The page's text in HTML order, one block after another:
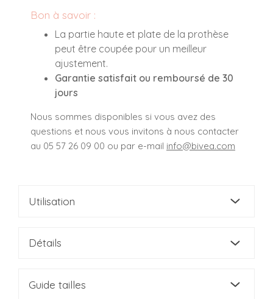
Bon à savoir :
La partie haute et plate de la prothèse
peut être coupée pour un meilleur
ajustement.
Garantie satisfait ou remboursé de 30
jours
Nous sommes disponibles si vous avez des
questions et nous vous invitons à nous contacter
au 05 57 26 09 00 ou par e-mail info@bivea.com
Utilisation
Détails
Guide tailles